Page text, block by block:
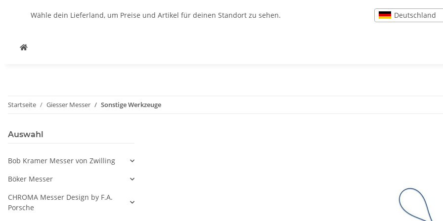
Wähle dein Lieferland, um Preise und Artikel für deinen Standort zu sehen. Deutschland
Startseite Giesser Messer Sonstige Werkzeuge
Auswahl
Bob Kramer Messer von Zwilling
Böker Messer
CHROMA Messer Design by F.A.
Porsche